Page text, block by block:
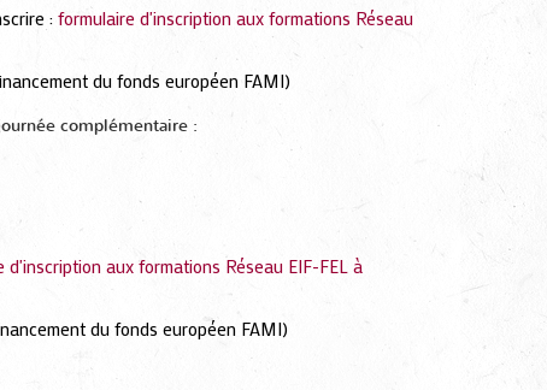
: formulaire d'inscription aux formations Réseau
du fonds européen FAMI)
complémentaire :
d'inscription aux formations Réseau EIF-FEL à
du fonds européen FAMI)